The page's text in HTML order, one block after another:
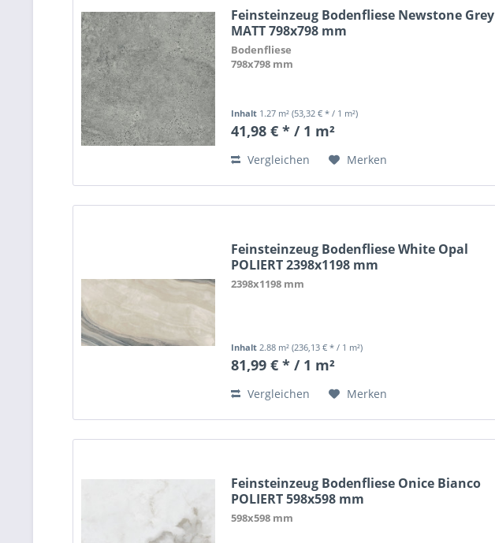
Feinsteinzeug Bodenfliese Newstone Grey
MATT 798x798 mm
Bodenfliese
798x798 mm
Inhalt 1.27 m²(53,32 € * / 1 m²)
41,98 € * / 1 m²
Vergleichen Merken
Feinsteinzeug Bodenfliese White Opal
POLIERT 2398x1198 mm
2398x1198 mm
Inhalt2.88 m²(236,13 € * / 1 m²)
81,99 € * / 1 m²
Vergleichen Merken
Feinsteinzeug Bodenfliese Onice Bianco
POLIERT 598x598 mm
598x598 mm